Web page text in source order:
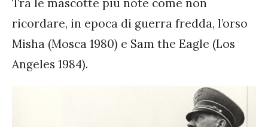
ricordare, in epoca di guerra fredda, l’orso
Misha (Mosca 1980) e Sam the Eagle (Los
Angeles 1984).